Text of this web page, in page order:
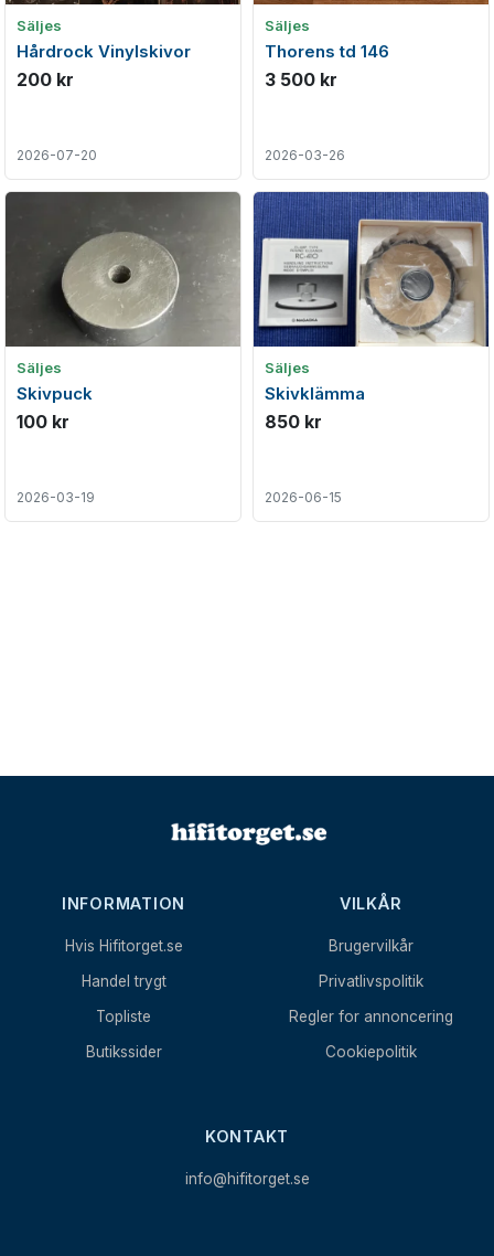
Säljes
Hårdrock Vinylskivor
200 kr
2026-07-20
Säljes
Thorens td 146
3 500 kr
2026-03-26
Säljes
Skivpuck
100 kr
2026-03-19
Säljes
Skivklämma
850 kr
2026-06-15
INFORMATION
Hvis Hifitorget.se
Handel trygt
Topliste
Butikssider
VILKÅR
Brugervilkår
Privatlivspolitik
Regler for annoncering
Cookiepolitik
KONTAKT
info@hifitorget.se